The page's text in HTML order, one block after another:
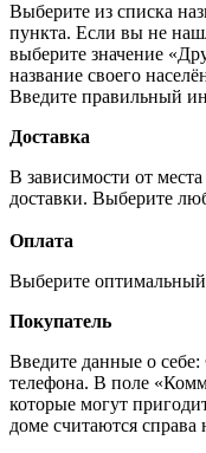
Выберите из списка
пункта. Если вы не
выберите значение
название своего
Введите правильный
Доставка
В зависимости от
доставки. Выберите
Оплата
Выберите
Покупатель
Введите данные о
телефона. В поле
которые могут
доме считаются справа